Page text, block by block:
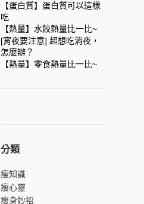
【蛋白質】蛋白質可以這樣
吃
【熱量】水餃熱量比一比~
[宵夜要注意] 超想吃消夜，
怎麼辦？
【熱量】零食熱量比一比~
分類
瘦知識
瘦心靈
瘦身妙招